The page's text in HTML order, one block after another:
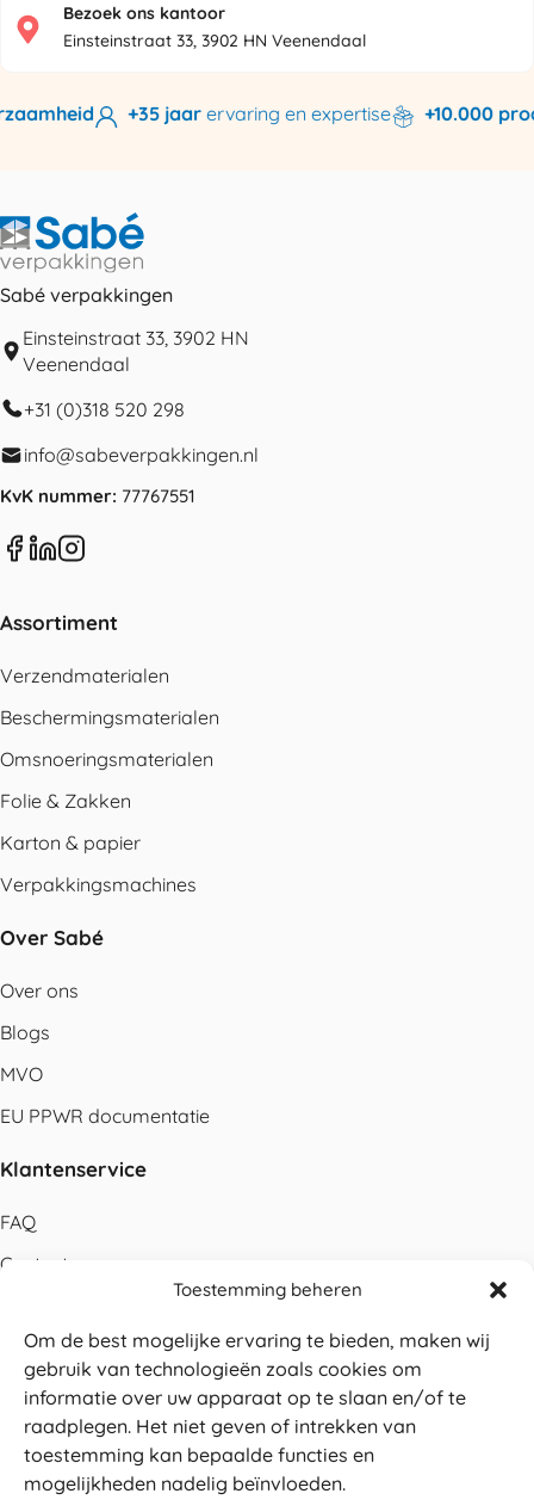
Toestemming beheren
Om de best mogelijke ervaring te bieden, maken wij
gebruik van technologieën zoals cookies om
informatie over uw apparaat op te slaan en/of te
raadplegen. Het niet geven of intrekken van
toestemming kan bepaalde functies en
mogelijkheden nadelig beïnvloeden.
Bezoek ons kantoor
Einsteinstraat 33, 3902 HN Veenendaal
biedenkwaliteit en duurzaamheid +35 jaarervaring
Sabé verpakkingen
Einsteinstraat 33, 3902 HN
Veenendaal
+31 (0)318 520 298
info@sabeverpakkingen.nl
KvK nummer: 77767551
Assortiment
Verzendmaterialen
Beschermingsmaterialen
Omsnoeringsmaterialen
Folie & Zakken
Karton & papier
Verpakkingsmachines
Over Sabé
Over ons
Blogs
MVO
EU PPWR documentatie
Klantenservice
FAQ
Contact
Betalen
Levering
Retouren
Service en garantie